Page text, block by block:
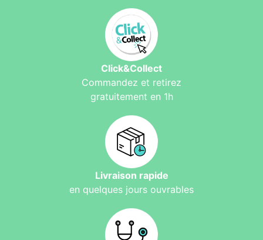
Click&Collect
Commandez et retirez
gratuitement en 1h
Livraison rapide
en quelques jours ouvrables